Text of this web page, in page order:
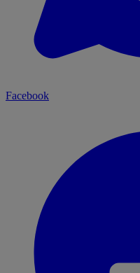
Facebook